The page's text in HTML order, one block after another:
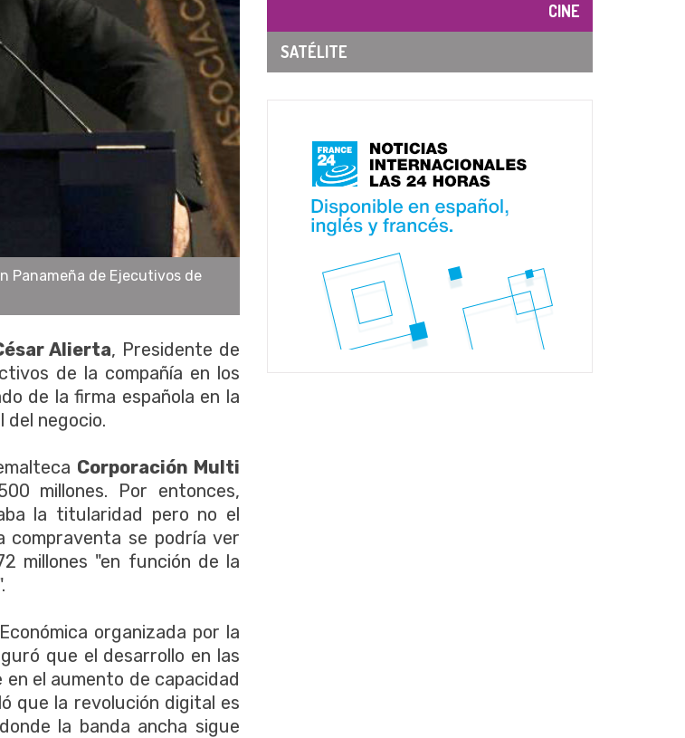
Panameña de Ejecutivos de
Alierta, Presidente de
de la compañía en los
de la firma española en la
del negocio.
Corporación Multi
millones. Por entonces,
la titularidad pero no el
se podría ver
millones "en función de la
organizada por la
que el desarrollo en las
el aumento de capacidad
que la revolución digital es
la banda ancha sigue
CINE
SATÉLITE